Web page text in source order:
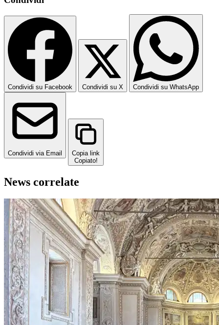
Condividi su Facebook Condividi su X Condividi su WhatsApp
Condividi via Email
Copia link
Copiato!
News correlate